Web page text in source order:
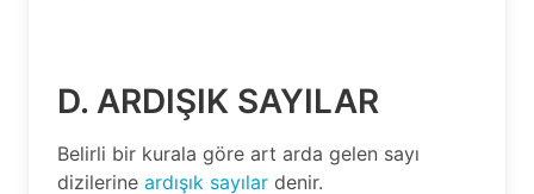
D. ARDIŞIK SAYILAR
Belirli bir kurala göre art arda gelen sayı
dizilerine ardışık sayılar denir.